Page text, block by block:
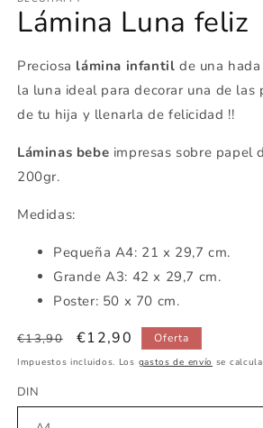
ventana
modal
Lámina Luna feliz
Preciosa lámina infantil de una
la luna ideal para decorar una de las
de tu hija y llenarla de felicidad !!
Láminas bebe impresas sobre papel
200gr.
Medidas:
Pequeña A4: 21 x 29,7 cm.
Grande A3: 42 x 29,7 cm.
Poster: 50 x 70 cm.
Precio
habitual
€13,90
Precio
de
€12,90 Oferta
Impuestos incluidos. Los gastos de envío se
DIN